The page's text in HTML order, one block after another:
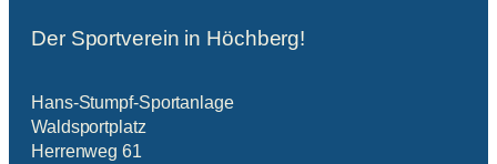
Der Sportverein in Höchberg!
Hans-Stumpf-Sportanlage
Waldsportplatz
Herrenweg 61